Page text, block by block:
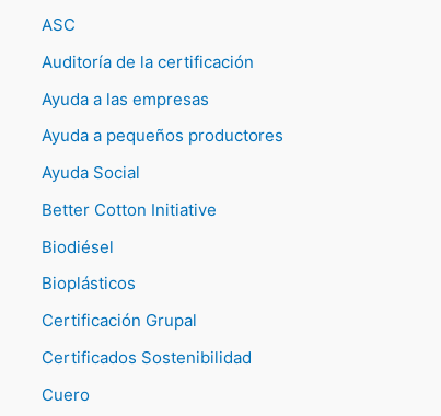
ASC
Auditoría de la certificación
Ayuda a las empresas
Ayuda a pequeños productores
Ayuda Social
Better Cotton Initiative
Biodiésel
Bioplásticos
Certificación Grupal
Certificados Sostenibilidad
Cuero